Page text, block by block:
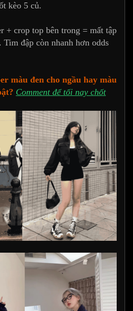
kèo 5 củ.
+ crop top bên trong = mất tập
đập còn nhanh hơn odds
màu đen cho ngầu hay màu
Comment để tối nay chốt